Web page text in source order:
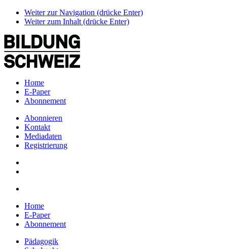
Weiter zur Navigation (drücke Enter)
Weiter zum Inhalt (drücke Enter)
Home
E-Paper
Abonnement
Abonnieren
Kontakt
Mediadaten
Registrierung
Home
E-Paper
Abonnement
Pädagogik